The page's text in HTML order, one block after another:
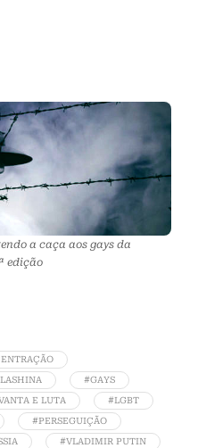
a caça aos gays da
edição
#GAYS
E LUTA #LGBT
#PERSEGUIÇÃO
#VLADIMIR PUTIN